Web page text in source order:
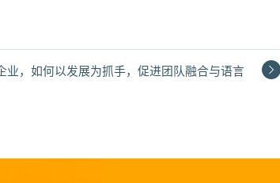
业，如何以发展为抓手，促进团队融合与语言